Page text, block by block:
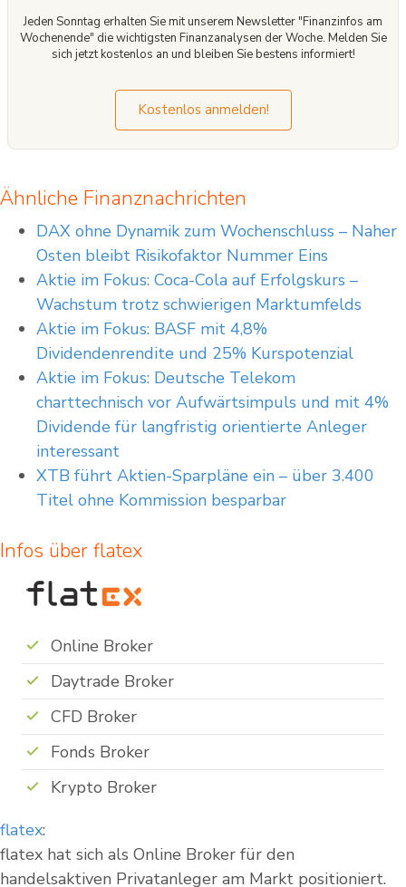
Jeden Sonntag erhalten Sie mit unserem Newsletter "Finanzinfos am
Wochenende" die wichtigsten Finanzanalysen der Woche. Melden Sie
sich jetzt kostenlos an und bleiben Sie bestens informiert!
Kostenlos anmelden!
Ähnliche Finanznachrichten
DAX ohne Dynamik zum Wochenschluss – Naher
Osten bleibt Risikofaktor Nummer Eins
Aktie im Fokus: Coca-Cola auf Erfolgskurs –
Wachstum trotz schwierigen Marktumfelds
Aktie im Fokus: BASF mit 4,8%
Dividendenrendite und 25% Kurspotenzial
Aktie im Fokus: Deutsche Telekom
charttechnisch vor Aufwärtsimpuls und mit 4%
Dividende für langfristig orientierte Anleger
interessant
XTB führt Aktien-Sparpläne ein – über 3.400
Titel ohne Kommission besparbar
Infos über flatex
Online Broker
Daytrade Broker
CFD Broker
Fonds Broker
Krypto Broker
flatex:
flatex hat sich als Online Broker für den
handelsaktiven Privatanleger am Markt positioniert.